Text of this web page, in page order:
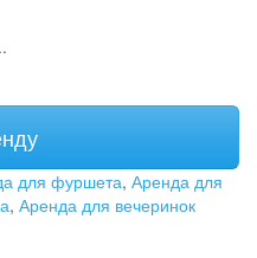
для фуршета, Аренда для
, Аренда для вечеринок